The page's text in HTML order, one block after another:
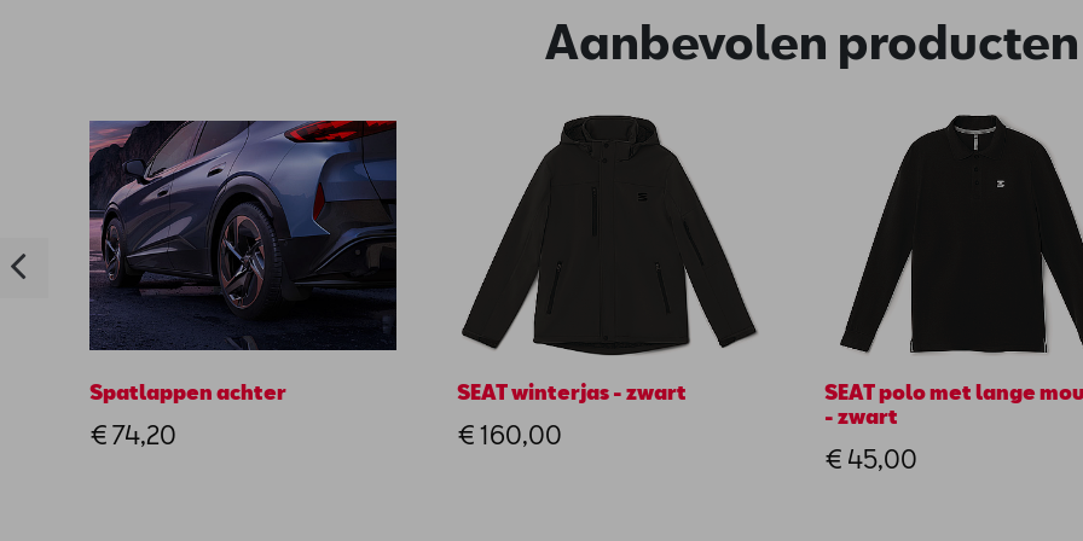
Aanbevolen producten
Spatlappen achter
€ 74,20
SEAT winterjas - zwart
€ 160,00
SEAT polo met lange
- zwart
€ 45,00